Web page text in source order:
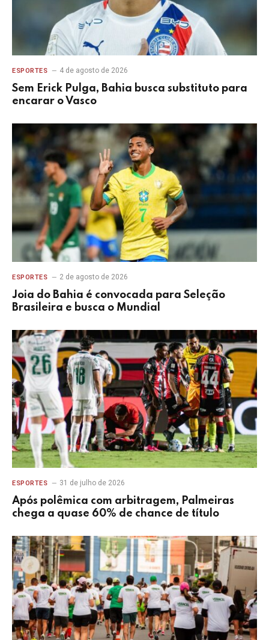
ESPORTES 4 de agosto de 2026
Sem Erick Pulga, Bahia busca substituto para
encarar o Vasco
ESPORTES 2 de agosto de 2026
Joia do Bahia é convocada para Seleção
Brasileira e busca o Mundial
ESPORTES 31 de julho de 2026
Após polêmica com arbitragem, Palmeiras
chega a quase 60% de chance de título